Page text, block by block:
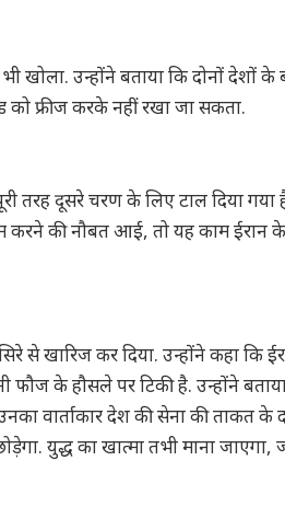
खोला. उन्होंने बताया कि दोनों देशों के
फ्रीज करके नहीं रखा जा सकता.
तरह दूसरे चरण के लिए टाल दिया गया
की नौबत आई, तो यह काम ईरान
से खारिज कर दिया. उन्होंने कहा कि
फौज के हौसले पर टिकी है. उन्होंने
वार्ताकार देश की सेना की ताकत के
युद्ध का खात्मा तभी माना जाएगा,